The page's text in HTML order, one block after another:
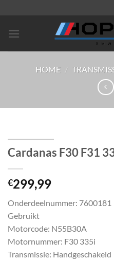
inhoud
HOME /
Cardanas F30 F31
€299,99
Onderdeelnummer: 7600181
Gebruikt
Motorcode: N55B30A
Motornummer: F30 335i
Transmissie: Handgeschakeld